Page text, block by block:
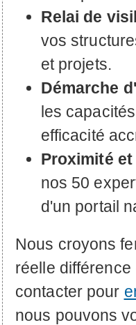
Relai de
vos
et projets.
Démarche
les
efficacité
Proximité
nos 50
d'un portail
Nous croyons
réelle différence
contacter pour
nous pouvons